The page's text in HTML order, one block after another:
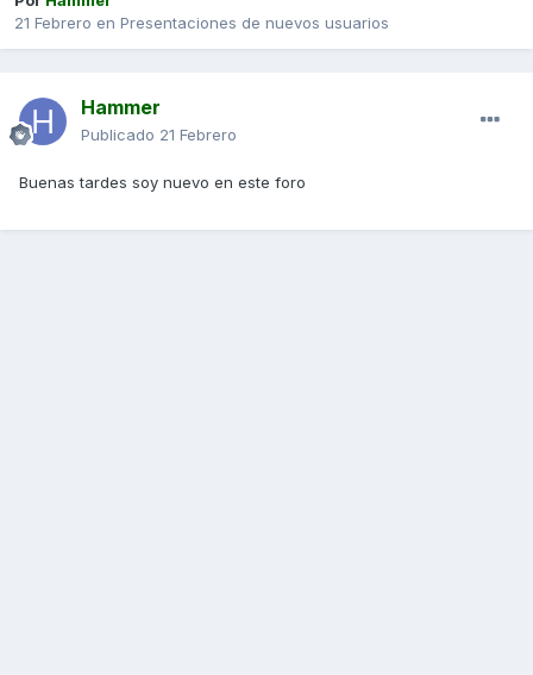
21 Febrero en Presentaciones de nuevos usuarios
Hammer
Publicado 21 Febrero
Buenas tardes soy nuevo en este foro